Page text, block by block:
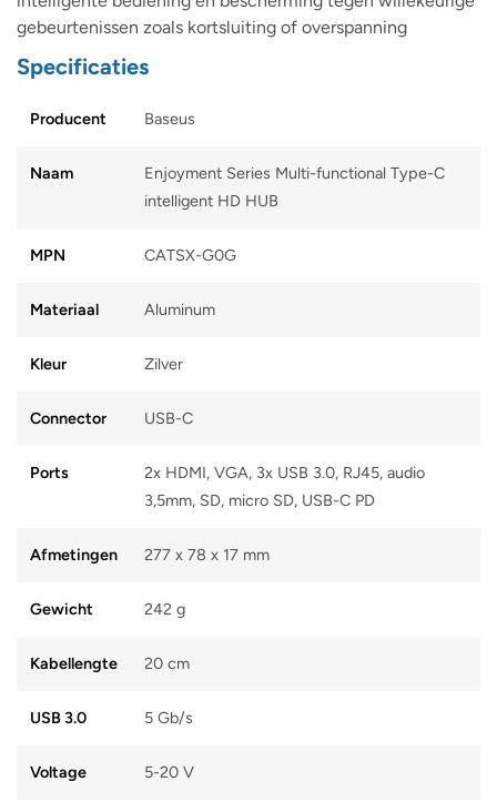
gebeurtenissen zoals kortsluiting of overspanning
Specificaties
Producent Baseus
Naam
Enjoyment Series Multi-functional Type-C
intelligent HD HUB
MPN CATSX-G0G
Materiaal Aluminum
Kleur Zilver
Connector USB-C
Ports
2x HDMI, VGA, 3x USB 3.0, RJ45, audio
3,5mm, SD, micro SD, USB-C PD
Afmetingen 277 x 78 x 17 mm
Gewicht 242 g
Kabellengte 20 cm
USB 3.0 5 Gb/s
Voltage 5-20 V